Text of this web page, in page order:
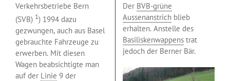
Verkehrsbetriebe Bern
(SVB) 1) 1994 dazu
gezwungen, auch aus Basel
gebrauchte Fahrzeuge zu
erwerben. Mit diesen
Wagen beabsichtigte man
auf der Linie 9 der
Der BVB-grüne
Aussenanstrich blieb
erhalten. Anstelle des
Basiliskenwappens trat
jedoch der Berner Bär.